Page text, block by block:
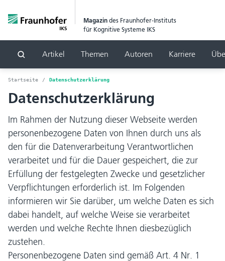
Magazin des Fraunhofer-Instituts
für Kognitive Systeme IKS
Suchen
Artikel Themen Autoren Karriere
Startseite Datenschutzerklärung
Datenschutzerklärung
Im Rahmen der Nutzung dieser Webseite werden
personenbezogene Daten von Ihnen durch uns als
den für die Datenverarbeitung Verantwortlichen
verarbeitet und für die Dauer gespeichert, die zur
Erfüllung der festgelegten Zwecke und gesetzlicher
Verpflichtungen erforderlich ist. Im Folgenden
informieren wir Sie darüber, um welche Daten es sich
dabei handelt, auf welche Weise sie verarbeitet
werden und welche Rechte Ihnen diesbezüglich
zustehen.
Personenbezogene Daten sind gemäß Art. 4 Nr. 1